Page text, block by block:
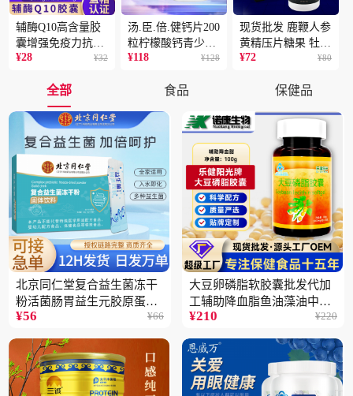
辅酶Q10高含量胶
囊增强免疫力抗氧
化蓝帽保健食品批
¥28 ¥32
汤.臣.倍.健钙片200
粒柠檬酸钙青少年
成人补钙骨骼健康
¥118 ¥128
现货批发 鹿鞭人参
黄精压片糖果 牡蛎
片 男性片剂人参黄
¥72 ¥80
全部 食品 保健品
北京同仁堂复合益生菌冻干
粉活菌肠胃益生元胶原蛋白
固体饮料批发3件
¥56 ¥66
大豆卵磷脂软胶囊批发代加
工辅助降血脂鱼油藻油中老
年蓝帽保健品5瓶
¥210 ¥220